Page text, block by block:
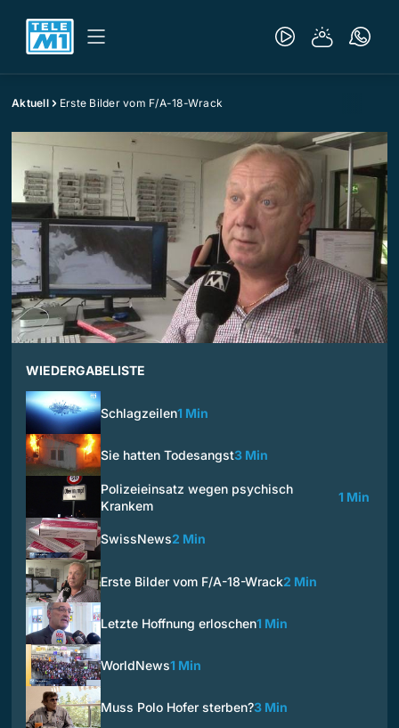
Aktuell Erste Bilder vom F/A-18-Wrack
WIEDERGABELISTE
Schlagzeilen1 Min
Sie hatten Todesangst3 Min
Polizeieinsatz wegen psychisch
Krankem
1 Min
SwissNews2 Min
Erste Bilder vom F/A-18-Wrack2 Min
Letzte Hoffnung erloschen1 Min
WorldNews1 Min
Muss Polo Hofer sterben?3 Min